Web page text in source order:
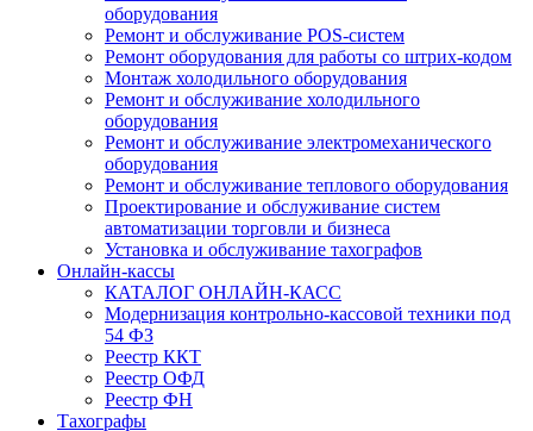
оборудования
Ремонт и обслуживание POS-систем
Ремонт оборудования для работы со штрих-кодом
Монтаж холодильного оборудования
Ремонт и обслуживание холодильного
оборудования
Ремонт и обслуживание электромеханического
оборудования
Ремонт и обслуживание теплового оборудования
Проектирование и обслуживание систем
автоматизации торговли и бизнеса
Установка и обслуживание тахографов
Онлайн-кассы
КАТАЛОГ ОНЛАЙН-КАСС
Модернизация контрольно-кассовой техники под
54 ФЗ
Реестр ККТ
Реестр ОФД
Реестр ФН
Тахографы